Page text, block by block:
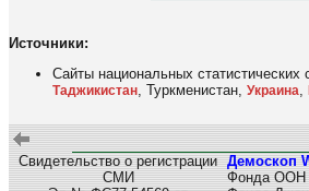
Источники:
Сайты национальных статистических
Таджикистан , Туркменистан, Украина
Свидетельство о регистрации
СМИ
Демоскоп
Фонда ООН